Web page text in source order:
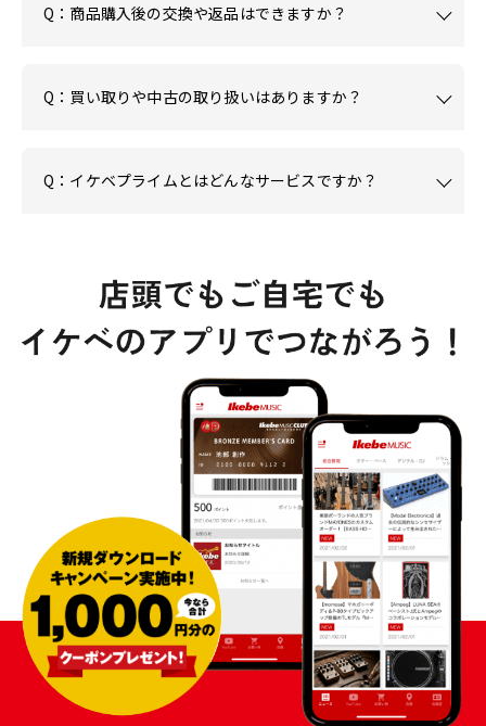
Q：商品購入後の交換や返品はできますか？
Q：買い取りや中古の取り扱いはありますか？
Q：イケベプライムとはどんなサービスですか？